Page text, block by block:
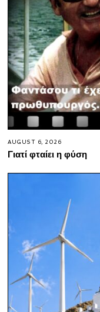
AUGUST 6, 2026
Γιατί φταίει η φύση